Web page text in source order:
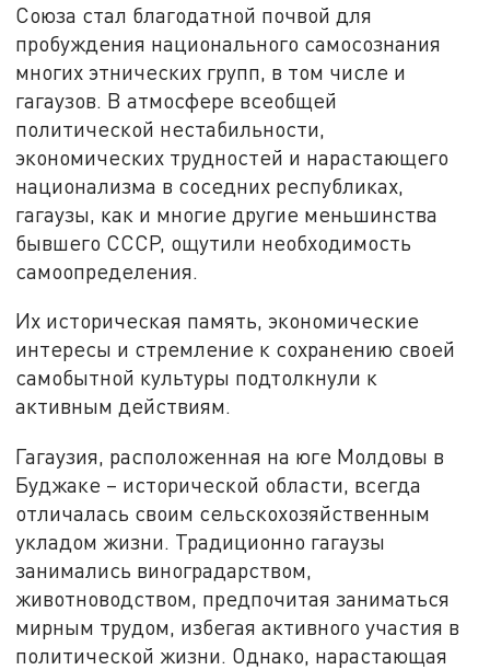
Союза стал благодатной почвой для
пробуждения национального самосознания
многих этнических групп, в том числе и
гагаузов. В атмосфере всеобщей
политической нестабильности,
экономических трудностей и нарастающего
национализма в соседних республиках,
гагаузы, как и многие другие меньшинства
бывшего СССР, ощутили необходимость
самоопределения.
Их историческая память, экономические
интересы и стремление к сохранению своей
самобытной культуры подтолкнули к
активным действиям.
Гагаузия, расположенная на юге Молдовы в
Буджаке – исторической области, всегда
отличалась своим сельскохозяйственным
укладом жизни. Традиционно гагаузы
занимались виноградарством,
животноводством, предпочитая заниматься
мирным трудом, избегая активного участия в
политической жизни. Однако, нарастающая